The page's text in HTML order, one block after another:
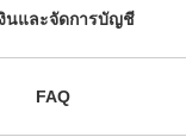
นและจัดการบัญชี
FAQ